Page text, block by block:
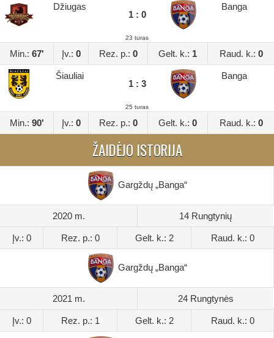
Džiugas
1 : 0
Banga
23 turas
Min.: 67' Įv.: 0 Rez. p.: 0 Gelt. k.: 1 Raud. k.: 0
Šiauliai
1 : 3
Banga
25 turas
Min.: 90' Įv.: 0 Rez. p.: 0 Gelt. k.: 0 Raud. k.: 0
ŽAIDĖJO ISTORIJA
Gargždų „Banga“
2020 m. 14 Rungtynių
Įv.: 0 Rez. p.: 0 Gelt. k.: 2 Raud. k.: 0
Gargždų „Banga“
2021 m. 24 Rungtynės
Įv.: 0 Rez. p.: 1 Gelt. k.: 2 Raud. k.: 0